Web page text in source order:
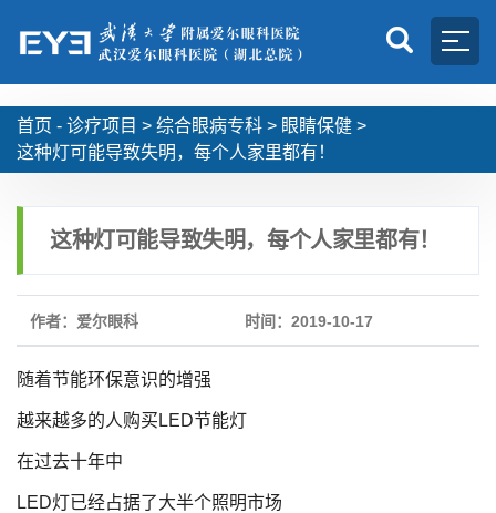
首页 - 诊疗项目 > 综合眼病专科 > 眼睛保健 >
这种灯可能导致失明，每个人家里都有！
这种灯可能导致失明，每个人家里都有！
作者：爱尔眼科 时间：2019-10-17
随着节能环保意识的增强
越来越多的人购买LED节能灯
在过去十年中
LED灯已经占据了大半个照明市场